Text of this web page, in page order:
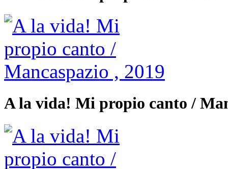
A la vida! Mi propio canto /